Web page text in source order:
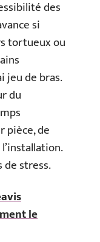
des
si
tortueux ou
jeu de bras.
du
pièce, de
de stress.
le